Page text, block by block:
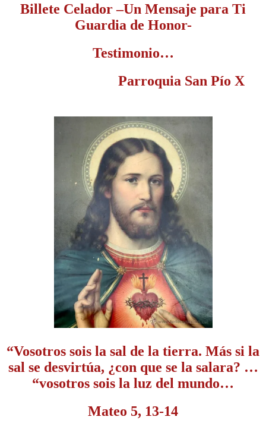
Billete Celador –Un Mensaje para Ti
Guardia de Honor-
Testimonio…
Parroquia San Pío X
“Vosotros sois la sal de la tierra. Más si la
sal se desvirtúa, ¿con que se la salara? …
“vosotros sois la luz del mundo…
Mateo 5, 13-14